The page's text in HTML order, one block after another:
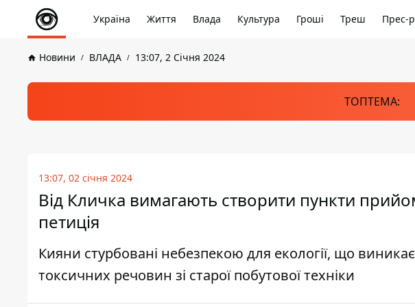
Україна Життя Влада Культура Гроші Треш Прес-
Новини ВЛАДА 13:07, 2 Січня 2024
ТОПТЕМА:
13:07, 02 січня 2024
Від Кличка вимагають створити пункти
петиція
Кияни стурбовані небезпекою для екології, що
токсичних речовин зі старої побутової техніки